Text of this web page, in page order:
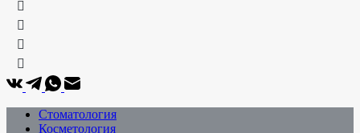
Стоматология
Косметология